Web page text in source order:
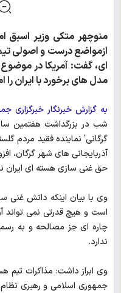
منوچهر متکی وزیر اسبق
ازمواضع درست و اصولی
مدل های برخورد با ایران را
به گزارش خبرنگار خبرگزاری
شب در بزرگداشت هفتمین
گرگانی' نماینده فقید مردم
آذربایجانی های شهر گرگان،
حق غنی سازی هسته ای ایران
وی با بیان اینکه دانش غنی
است و هیچ قدرتی نمی تواند
چاره ای جز مصالحه و به
ندارد.
وی ابراز داشت: مذاکرات تیم
جمهوری اسلامی و رهبری